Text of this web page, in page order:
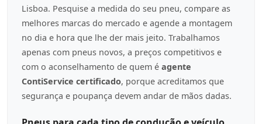
Lisboa. Pesquise a medida do seu pneu, compare as
melhores marcas do mercado e agende a montagem
no dia e hora que lhe der mais jeito. Trabalhamos
apenas com pneus novos, a preços competitivos e
com o aconselhamento de quem é agente
ContiService certificado, porque acreditamos que
segurança e poupança devem andar de mãos dadas.